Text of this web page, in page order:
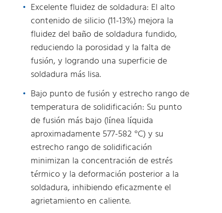
Excelente fluidez de soldadura: El alto
contenido de silicio (11-13%) mejora la
fluidez del baño de soldadura fundido,
reduciendo la porosidad y la falta de
fusión, y logrando una superficie de
soldadura más lisa.
Bajo punto de fusión y estrecho rango de
temperatura de solidificación: Su punto
de fusión más bajo (línea líquida
aproximadamente 577-582 °C) y su
estrecho rango de solidificación
minimizan la concentración de estrés
térmico y la deformación posterior a la
soldadura, inhibiendo eficazmente el
agrietamiento en caliente.